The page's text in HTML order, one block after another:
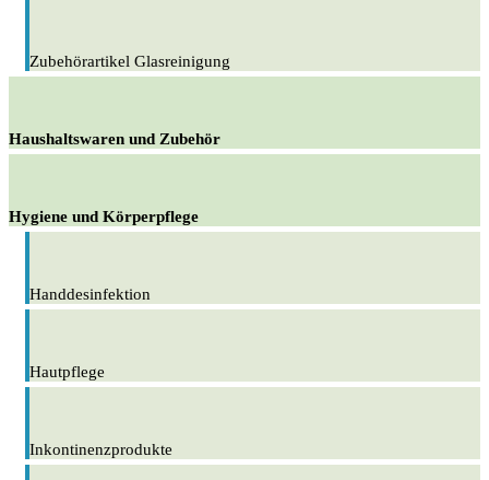
Zubehörartikel Glasreinigung
Haushaltswaren und Zubehör
Hygiene und Körperpflege
Handdesinfektion
Hautpflege
Inkontinenzprodukte